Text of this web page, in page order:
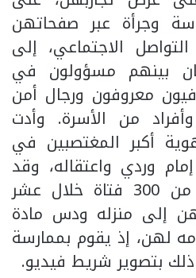
وجرأة عبر صفحاتهن
الاجتماعي، إلى
بينهم مسؤولون في
معروفون ورجال أمن
من الأسرة. وأدت
أكبر المغتصبين في
وردي واعتقاله، وقد
اعترف باغتصاب أكثر من 300 فتاة خلال عشر
إلى منزله ودس مادة
لهن، إذ يقوم بممارسة
بتصوير شريط فيديو.